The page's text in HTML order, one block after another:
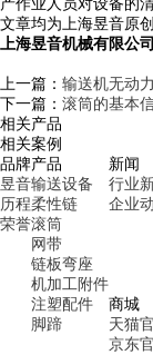
产作业人员对设备的
文章均为上海昱音原
上海昱音机械有限公司
上一篇： 输送机无动
下一篇： 滚筒的基本
相关产品
相关案例
品牌
昱音
历程
荣誉
产品
输送设备
柔性链
滚筒
网带
链板弯座
机加工附件
注塑配件
脚蹄
新闻
行业
企业
商城
天猫
京东